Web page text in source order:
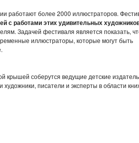
работают более 2000 иллюстраторов.
с работами этих удивительных
Задачей фестиваля является показать,
иллюстраторы, которые могут быть
крышей соберутся ведущие детские
писатели и эксперты в области